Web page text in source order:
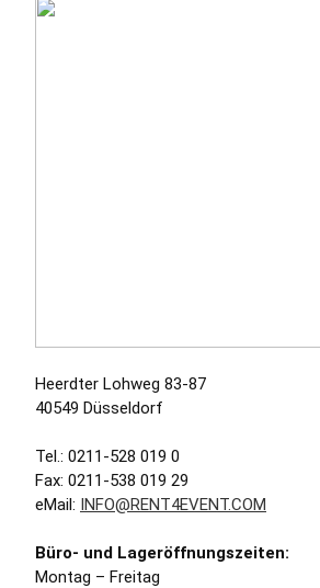
Heerdter Lohweg 83-87
40549 Düsseldorf
Tel.: 0211-528 019 0
Fax: 0211-538 019 29
eMail: INFO@RENT4EVENT.COM
Büro- und Lageröffnungszeiten:
Montag – Freitag